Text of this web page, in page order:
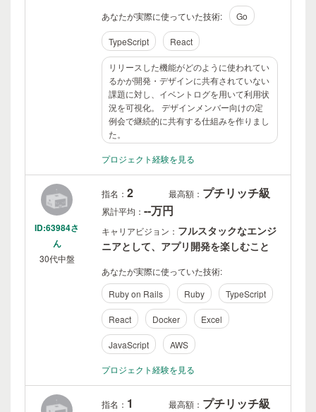
あなたが実際に使っていた技術: Go
TypeScript React
リリースした機能がどのように使われてい
るかが開発・デザインに共有されていない
課題に対し、イベントログを用いて利用状
況を可視化。 デザインメンバー向けの定
例会で継続的に共有する仕組みを作りまし
た。
プロジェクト経験を見る
ID:63984さ
ん
30代中盤
指名： 2 最高額： プチリッチ級
累計平均： --万円
キャリアビジョン： フルスタックなエンジ
ニアとして、アプリ開発を楽しむこと
あなたが実際に使っていた技術:
Ruby on Rails
Ruby TypeScript
React Docker Excel
JavaScript AWS
プロジェクト経験を見る
指名： 1 最高額： プチリッチ級